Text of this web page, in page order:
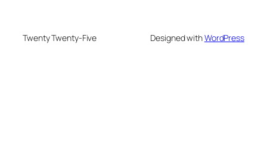
Twenty Twenty-Five Designed withWordPress